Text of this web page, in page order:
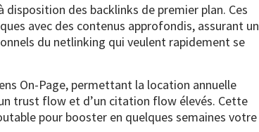
des backlinks de premier plan. Ces
avec des contenus approfondis, assurant un
du netlinking qui veulent rapidement se
On-Page, permettant la location annuelle
trust flow et d’un citation flow élevés. Cette
pour booster en quelques semaines votre